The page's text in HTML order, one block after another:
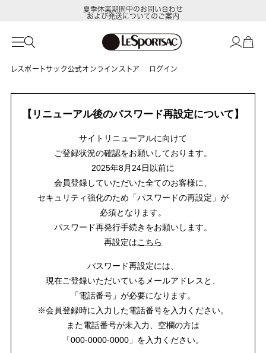
夏季休業期間中のお問い合わせ
および発送についてのご案内
レスポートサック公式オンラインストア ログイン
【リニューアル後のパスワード再設定について】
サイトリニューアルに向けて
ご登録状況の確認をお願いしております。
2025年8月24日以前に
会員登録していただいた全てのお客様に、
セキュリティ強化のため「パスワードの再設定」が
必須となります。
パスワード再発行手続きをお願いします。
再設定はこちら
パスワード再設定には、
現在ご登録いただいているメールアドレスと、
「電話番号」が必要になります。
※会員登録時に入力した電話番号を入力ください。
また電話番号が未入力、空欄の方は
「000-0000-0000」を入力ください。